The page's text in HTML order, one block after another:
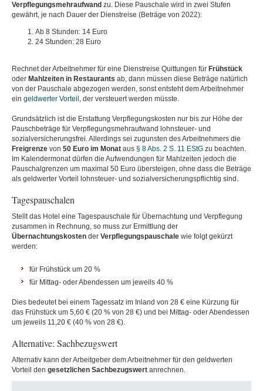
Verpflegungsmehraufwand zu. Diese Pauschale wird in zwei Stufen
gewährt, je nach Dauer der Dienstreise (Beträge von 2022):
Ab 8 Stunden: 14 Euro
24 Stunden: 28 Euro
Rechnet der Arbeitnehmer für eine Dienstreise Quittungen für Frühstück
oder Mahlzeiten in Restaurants ab, dann müssen diese Beträge natürlich
von der Pauschale abgezogen werden, sonst entsteht dem Arbeitnehmer
ein geldwerter Vorteil , der versteuert werden müsste.
Grundsätzlich ist die Erstattung Verpflegungskosten nur bis zur Höhe der
Pauschbeträge für Verpflegungsmehraufwand lohnsteuer- und
sozialversicherungsfrei. Allerdings sei zugunsten des Arbeitnehmers die
Freigrenze von 50 Euro im Monat aus § 8 Abs. 2 S. 11 EStG zu beachten.
Im Kalendermonat dürfen die Aufwendungen für Mahlzeiten jedoch die
Pauschalgrenzen um maximal 50 Euro übersteigen, ohne dass die Beträge
als geldwerter Vorteil lohnsteuer- und sozialversicherungspflichtig sind.
Tagespauschalen
Stellt das Hotel eine Tagespauschale für Übernachtung und Verpflegung
zusammen in Rechnung, so muss zur Ermittlung der
Übernachtungskosten der Verpflegungspauschale wie folgt gekürzt
werden:
für Frühstück um 20 %
für Mittag- oder Abendessen um jeweils 40 %
Dies bedeutet bei einem Tagessatz im Inland von 28 € eine Kürzung für
das Frühstück um 5,60 € (20 % von 28 €) und bei Mittag- oder Abendessen
um jeweils 11,20 € (40 % von 28 €).
Alternative: Sachbezugswert
Alternativ kann der Arbeitgeber dem Arbeitnehmer für den geldwerten
Vorteil den gesetzlichen Sachbezugswert anrechnen.